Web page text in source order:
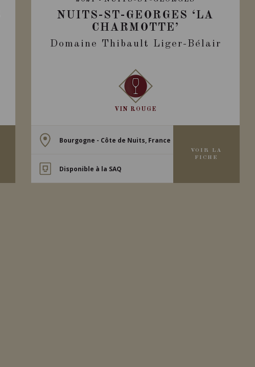
NUITS-ST-GEORGES ‘LA
CHARMOTTE’
Domaine Thibault Liger-Bélair
VIN ROUGE
Bourgogne - Côte de Nuits, France
Disponible à la SAQ
VOIR LA
FICHE